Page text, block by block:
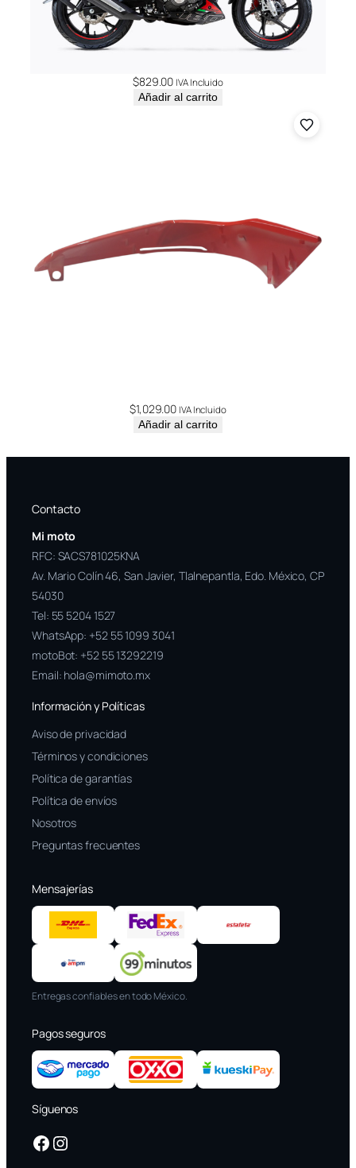
$829.00 IVA Incluido
Añadir al carrito
$1,029.00 IVA Incluido
Añadir al carrito
Contacto
Mi moto
RFC: SACS781025KNA
Av. Mario Colín 46, San Javier, Tlalnepantla, Edo. México, CP
54030
Tel: 55 5204 1527
WhatsApp: +52 55 1099 3041
motoBot: +52 55 13292219
Email: hola@mimoto.mx
Información y Políticas
Aviso de privacidad
Términos y condiciones
Política de garantías
Política de envíos
Nosotros
Preguntas frecuentes
Mensajerías
Entregas confiables en todo México.
Pagos seguros
Síguenos
Facebook Instagram